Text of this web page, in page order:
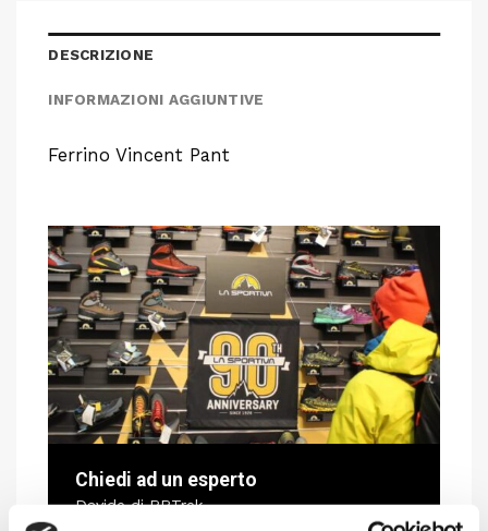
Chiedi ad un esperto
Davide di RRTrek
DESCRIZIONE
INFORMAZIONI AGGIUNTIVE
Ferrino Vincent Pant